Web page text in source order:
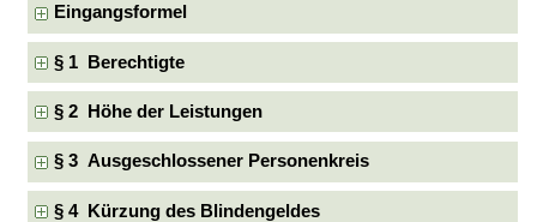
Eingangsformel
§ 1 Berechtigte
§ 2 Höhe der Leistungen
§ 3 Ausgeschlossener Personenkreis
§ 4 Kürzung des Blindengeldes